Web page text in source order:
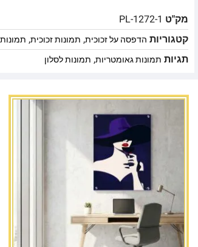
מק"ט PL-1272-1
קטגוריות הדפסה על זכוכית, תמונות זכוכית,
תגיות תמונות גאומטריות, תמונות לסלון